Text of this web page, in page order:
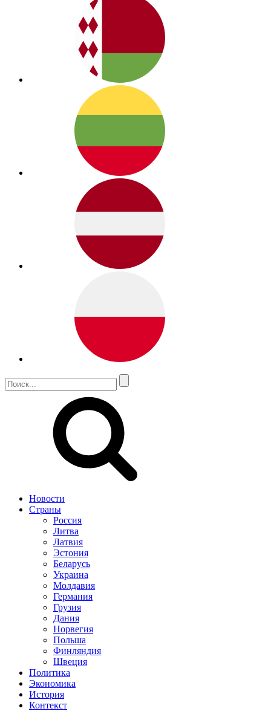
Новости
Страны
Россия
Литва
Латвия
Эстония
Беларусь
Украина
Молдавия
Германия
Грузия
Дания
Норвегия
Польша
Финляндия
Швеция
Политика
Экономика
История
Контекст